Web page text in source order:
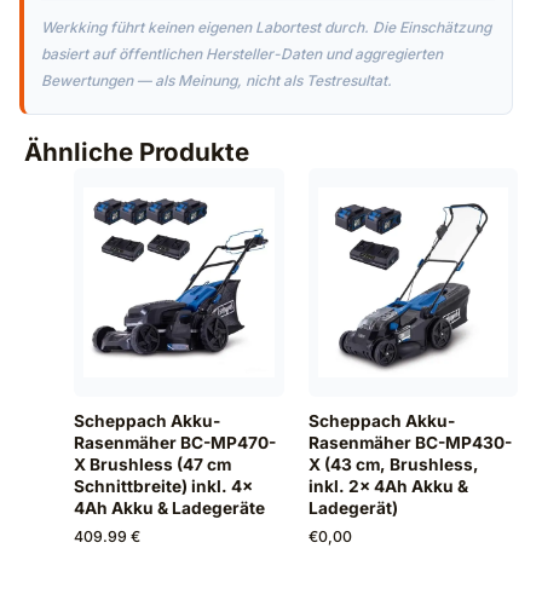
Werkking führt keinen eigenen Labortest durch. Die Einschätzung
basiert auf öffentlichen Hersteller-Daten und aggregierten
Bewertungen — als Meinung, nicht als Testresultat.
Ähnliche Produkte
Scheppach Akku-
Rasenmäher BC-MP470-
X Brushless (47 cm
Schnittbreite) inkl. 4x
4Ah Akku & Ladegeräte
409.99 €
Scheppach Akku-
Rasenmäher BC-MP430-
X (43 cm, Brushless,
inkl. 2x 4Ah Akku &
Ladegerät)
€0,00